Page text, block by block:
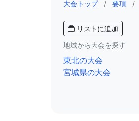
大会トップ
/ 要項 /
リストに追加
地域から大会を探す
東北の大会
宮城県の大会